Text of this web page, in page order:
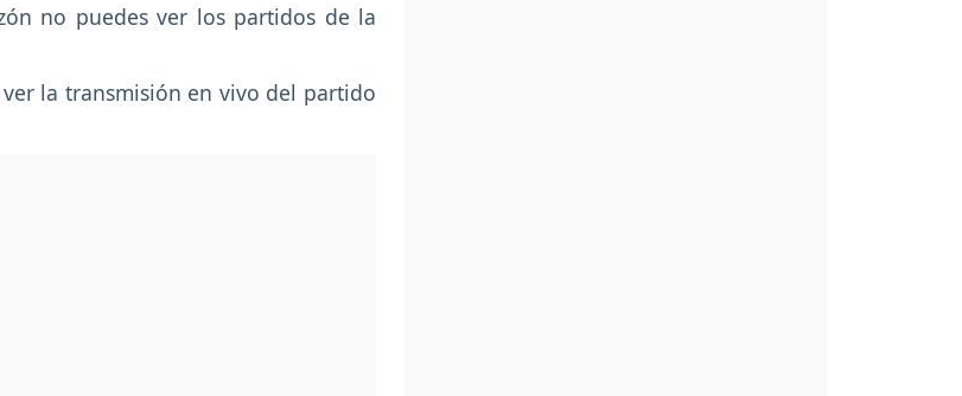
no puedes ver los partidos de la
la transmisión en vivo del partido